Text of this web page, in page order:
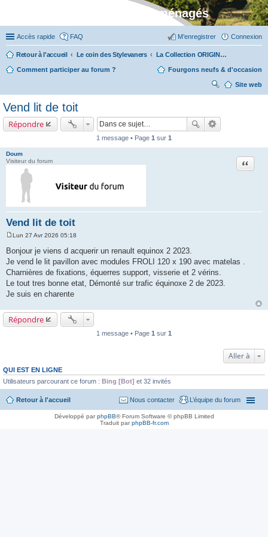
Stylevan - Vans aménagés
Accès rapide FAQ Connexion
M’enregistrer
Retour à l'accueil Le coin des Stylevaners La Collection ORIGIN (fabriquée dans notre atelier à Auxerre)
Comment participer au forum ? Fourgons neufs & d'occasion
Site web
ch
Vend lit de toit
Répondre
1 message • Page 1 sur 1
Doum
Visiteur du forum
Vend lit de toit
Citation
s
s
g
e
Lun 27 Avr 2026 05:18
Bonjour je viens d acquerir un renault equinox 2 2023.
Je vend le lit pavillon avec modules FROLI 120 x 190 avec matelas .
Charnières de fixations, équerres support, visserie et 2 vérins.
Le tout tres bonne etat, Démonté sur trafic équinoxe 2 de 2023.
Je suis en charente
Répondre
1 message • Page 1 sur 1
Aller à
QUI EST EN LIGNE
Utilisateurs parcourant ce forum : Bing [Bot] et 32 invités
Retour à l'accueil L’équipe du forum
Nous contacter
Développé parphpBB® Forum Software © phpBB Limited
Traduit parphpBB-fr.com